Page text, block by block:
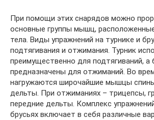
При помощи этих снарядов можно
основные группы мышц,
тела. Виды упражнений на турнике и
подтягивания и отжимания. Турник
преимущественно для подтягиваний, а
предназначены для отжиманий. Во
нагружаются широчайшие мышцы
дельты. При отжиманиях – трицепсы,
передние дельты. Комплекс
брусьях включает в себя различные